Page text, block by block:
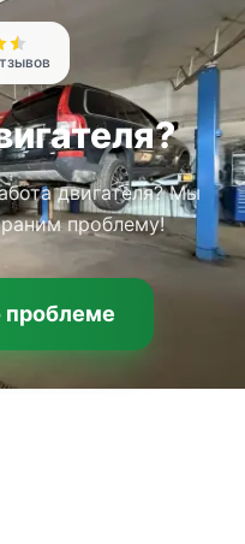
двигателя? Мы
проблему!
проблеме